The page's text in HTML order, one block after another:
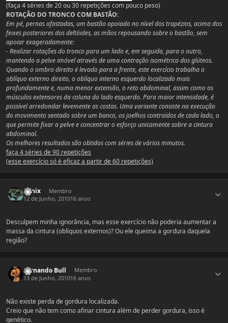
(faça 4 séries de 20 ou 30 repetições com pouco peso)
ROTAÇÃO DO TRONCO COM BASTÃO:
Em pé, pernas afastadas, um bastão apoiado no nível dos trapézios, acima dos
feixes posteriores dos deltóides, as mãos repousando sobre o bastão, sem
apoiar exageradamente:
- Realizar rotações do tronco para um lado e, em seguida, para o outro,
mantendo a pelve imóvel através de uma contração isométrica dos glúteos.
Quando o ombro direito é levado para a frente, este exercício trabalha o
oblíquo externo direito, o oblíquo interno esquerdo localizado mais
profundamente e, numa menor extensão, o reto abdominal, assim como os
músculos extensores da coluna do lado esquerdo. Para maior intensidade, é
possível arredondar levemente as costas. Uma variante consiste na execução
do movimento sentado sobre um banco, os joelhos contraídos de cada lado, o
que permite fixar a pelve e concentrar o esforço unicamente sobre a cintura
abdominal.
Os melhores resultados são obtidos com séries de vários minutos.
faça 4 séries de 90 repetições
(esse exercício só é eficaz a partir de 60 repetições)
Venix
Membro
12 de Junho, 201016 anos
Desculpem minha ignorância, mas esse exercício não poderia aumentar a
massa da cintura (oblíquos externos)? Ou ele queima a gordura daquela
região?
Fernando Bull
Membro
13 de Junho, 201016 anos
Não existe perda de gordura localizada.
Creio que não tem como afinar cintura além de perder gordura, isso é
genético.